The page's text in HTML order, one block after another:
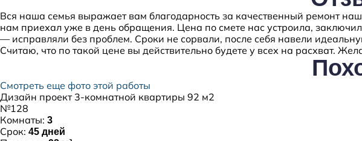
Вся наша семья выражает вам благодарность за качественный ремонт
нам приехал уже в день обращения. Цена по смете нас устроила,
— исправляли без проблем. Сроки не сорвали, после себя навели
Считаю, что по такой цене вы действительно будете у всех на расхват.
Смотреть еще фото этой работы
Дизайн проект 3-комнатной квартиры 92 м2
№128
Комнаты: 3
Срок: 45 дней